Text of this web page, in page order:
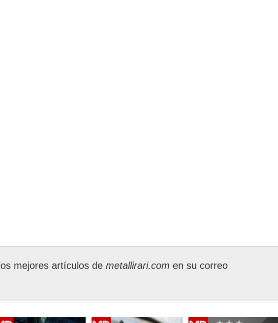
los mejores artículos de metallirari.com en su correo